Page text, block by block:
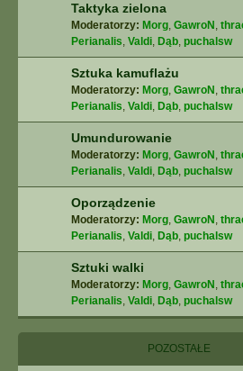
Taktyka zielona
Moderatorzy: Morg, GawroN ,
Perianalis, Valdi, Dąb, puchalsw
Sztuka kamuflażu
Moderatorzy: Morg, GawroN ,
Perianalis, Valdi, Dąb, puchalsw
Umundurowanie
Moderatorzy: Morg, GawroN ,
Perianalis, Valdi, Dąb, puchalsw
Oporządzenie
Moderatorzy: Morg, GawroN ,
Perianalis, Valdi, Dąb, puchalsw
Sztuki walki
Moderatorzy: Morg, GawroN ,
Perianalis, Valdi, Dąb, puchalsw
POZOSTAŁE